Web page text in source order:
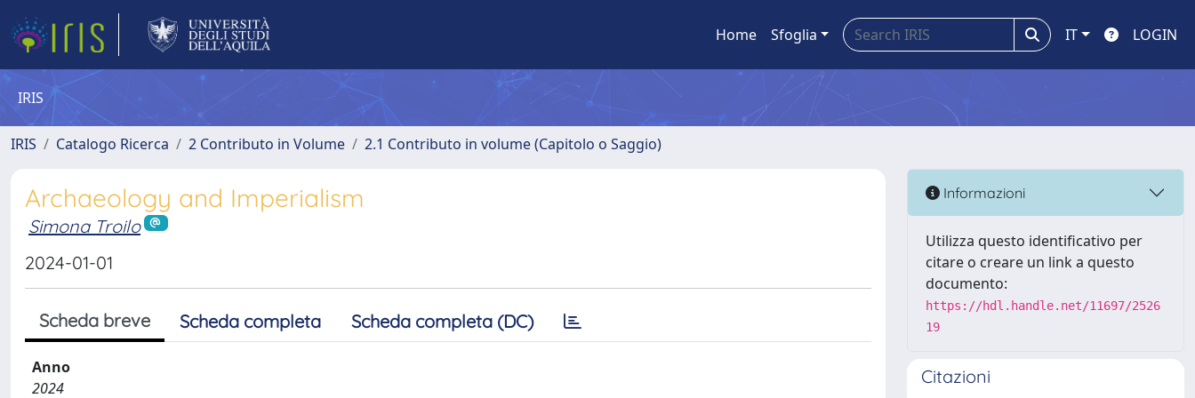
Home Sfoglia IT LOGIN
IRIS
IRIS Catalogo Ricerca 2 Contributo in Volume 2.1 Contributo in volume (Capitolo o Saggio)
Archaeology and Imperialism
Simona Troilo
2024-01-01
Scheda breve Scheda completa Scheda completa (DC)
Anno
2024
Informazioni
Utilizza questo identificativo per
citare o creare un link a questo
documento:
https://hdl.handle.net/11697/2526
19
Citazioni